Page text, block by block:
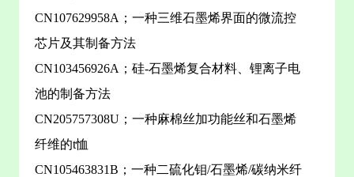
CN107629958A；一种三维石墨烯界面的微流控
芯片及其制备方法
CN103456926A；硅-石墨烯复合材料、锂离子电
池的制备方法
CN205757308U；一种麻棉丝加功能丝和石墨烯
纤维的t恤
CN105463831B；一种二硫化钼/石墨烯/碳纳米纤